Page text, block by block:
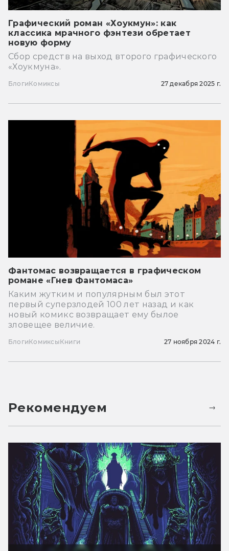
Графический роман «Хоукмун»: как
классика мрачного фэнтези обретает
новую форму
Сбор средств на выход второго графического
«Хоукмуна».
БлогиКомиксы 27 декабря 2025 г.
Фантомас возвращается в графическом
романе «Гнев Фантомаса»
Каким жутким и популярным был этот
первый суперзлодей 100 лет назад и как
новый комикс возвращает ему былое
зловещее величие.
БлогиКомиксыКниги 27 ноября 2024 г.
Рекомендуем